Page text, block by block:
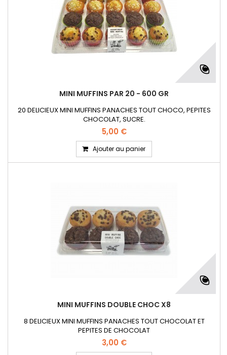
MINI MUFFINS PAR 20 - 600 GR
20 DELICIEUX MINI MUFFINS PANACHES TOUT CHOCO, PEPITES
CHOCOLAT, SUCRE.
5,00 €
Ajouter au panier
MINI MUFFINS DOUBLE CHOC X8
8 DELICIEUX MINI MUFFINS PANACHES TOUT CHOCOLAT ET
PEPITES DE CHOCOLAT
3,00 €